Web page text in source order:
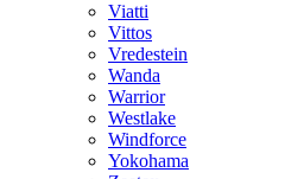
Viatti
Vittos
Vredestein
Wanda
Warrior
Westlake
Windforce
Yokohama